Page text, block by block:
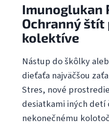
Imunoglukan
Ochranný štít
kolektíve
Nástup do škôlky
dieťaťa najväčšou
Stres, nové
desiatkami iných detí
nekonečnému